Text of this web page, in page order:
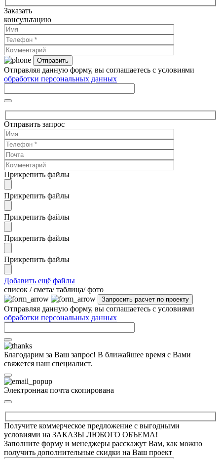
Заказать
консультацию
Отправляя данную форму, вы соглашаетесь с условиями
обработки персональных данных
Отправить запрос
Прикрепить файлы
Прикрепить файлы
Прикрепить файлы
Прикрепить файлы
Прикрепить файлы
Добавить ещё файлы
cписок / смета/ таблица/ фото
Отправляя данную форму, вы соглашаетесь с условиями
обработки персональных данных
Благодарим за Ваш запрос! В ближайшее время с Вами
свяжется наш специалист.
Электронная почта скопирована
Получите коммерческое предложение с выгодными
условиями на ЗАКАЗЫ ЛЮБОГО ОБЪЕМА!
Заполните форму и менеджеры расскажут Вам, как можно
получить дополнительные скидки на Ваш проект